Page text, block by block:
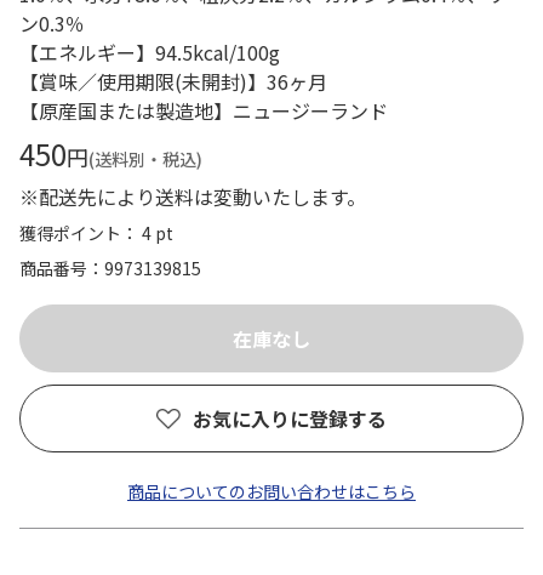
ン0.3％
【エネルギー】94.5kcal/100g
【賞味／使用期限(未開封)】36ヶ月
【原産国または製造地】ニュージーランド
450円(送料別・税込)
※配送先により送料は変動いたします。
獲得ポイント： 4 pt
商品番号
9973139815
お気に入りに登録する
商品についてのお問い合わせはこちら